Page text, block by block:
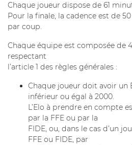
Chaque joueur dispose de 61
Pour la finale, la cadence est de
par coup.
Chaque équipe est composée de
respectant
l’article 1 des règles générales :
Chaque joueur doit avoir un
inférieur ou égal à 2000.
L’Elo à prendre en compte
par la FFE ou par la
FIDE, ou, dans le cas d’un
FFE ou FIDE, par